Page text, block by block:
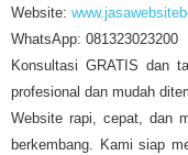
Website:
WhatsApp: 081323023200
Konsultasi GRATIS dan
profesional dan mudah
Website rapi, cepat, dan
berkembang. Kami siap